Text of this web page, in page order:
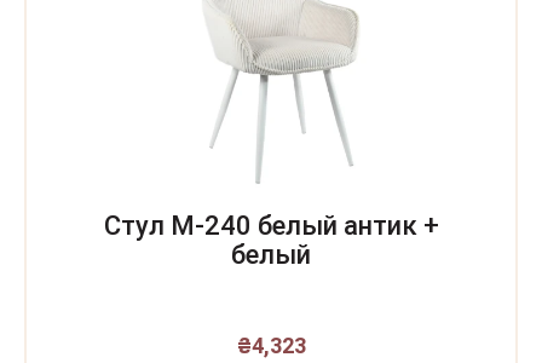
Стул M-240 белый антик +
белый
₴4,323